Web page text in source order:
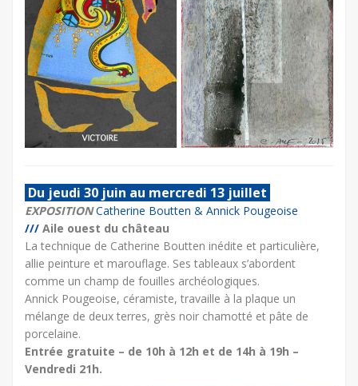
Du jeudi 30 juin au mercredi 13 juillet
EXPOSITION Catherine Boutten & Annick Pougeoise
/// Aile ouest du château
La technique de Catherine Boutten inédite et particulière,
allie peinture et marouflage. Ses tableaux s’abordent
comme un champ de fouilles archéologiques.
Annick Pougeoise, céramiste, travaille à la plaque un
mélange de deux terres, grès noir chamotté et pâte de
porcelaine.
Entrée gratuite – de 10h à 12h et de 14h à 19h –
Vendredi 21h.